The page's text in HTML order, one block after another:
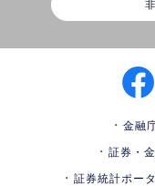
金融
証券・
証券統計ポー